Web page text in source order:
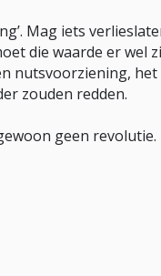
Mag iets
die waarde er wel
nutsvoorziening,
zouden redden.
geen revolutie.